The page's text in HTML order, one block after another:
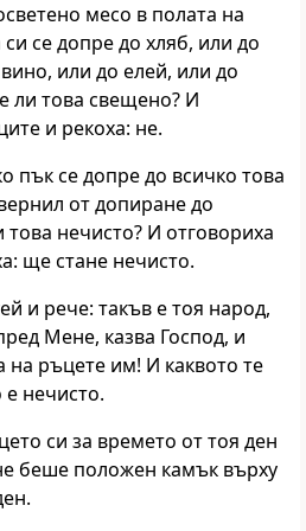
месо в полата на
се допре до хляб, или до
или до елей, или до
ли това свещено? И
и рекоха: не.
пък се допре до всичко това
от допиране до
нечисто? И отговориха
ще стане нечисто.
и рече: такъв е тоя народ,
Мене, казва Господ, и
на ръцете им! И каквото те
нечисто.
си за времето от тоя ден
беше положен камък върху